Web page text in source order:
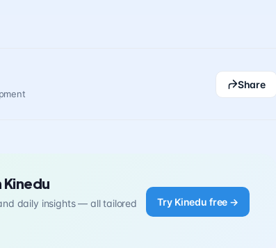
Share
daily insights — all tailored
Try Kinedu free →